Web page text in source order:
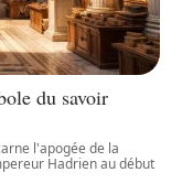
du savoir
l'apogée de la
Hadrien au début